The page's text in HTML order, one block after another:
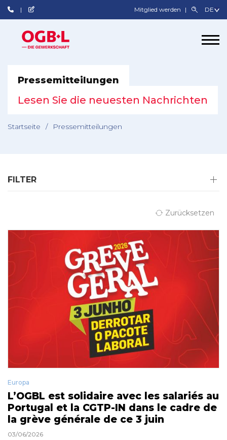
Mitglied werden
Pressemitteilungen
Lesen Sie die neuesten Nachrichten
Startseite / Pressemitteilungen
FILTER
Zurücksetzen
Europa
L’OGBL est solidaire avec les salariés au
Portugal et la CGTP-IN dans le cadre de
la grève générale de ce 3 juin
03/06/2026